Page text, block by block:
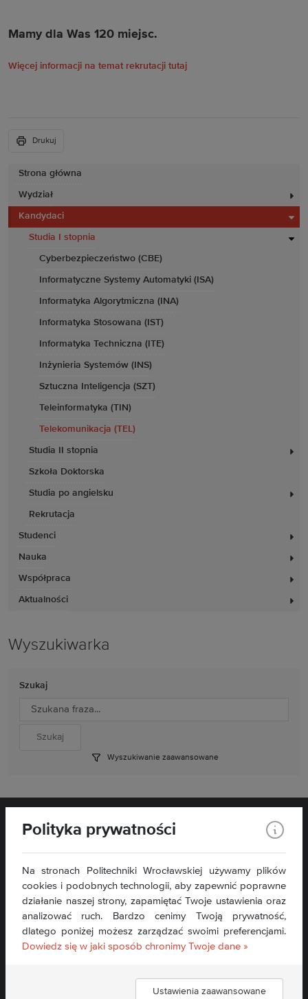
Strona główna
Wydział
Kandydaci
Studia I stopnia
Cyberbezpieczeństwo (CBE)
Informatyczne Systemy Automatyki (ISA)
Informatyka Algorytmiczna (INA)
Informatyka Stosowana (IST)
Informatyka Techniczna (ITE)
Inżynieria Systemów (INS)
Sztuczna Inteligencja (SZT)
Teleinformatyka (TIN)
Telekomunikacja (TEL)
Studia II stopnia
Szkoła Doktorska
Studia po angielsku
Rekrutacja
Studenci
Nauka
Współpraca
Aktualności
Wyszukiwarka
Szukaj
Wyszukiwanie zaawansowane
Mamy dla Was 120 miejsc.
Więcej informacji na temat rekrutacji tutaj
Drukuj
Kontakt:
sekretariat.wit@pwr.edu.pl
Tel: + 48 71 340 79 97
Polityka prywatności
Na stronach Politechniki Wrocławskiej używamy plików
cookies i podobnych technologii, aby zapewnić poprawne
działanie naszej strony, zapamiętać Twoje ustawienia oraz
analizować ruch. Bardzo cenimy Twoją prywatność,
dlatego poniżej możesz zarządzać swoimi preferencjami.
Dowiedz się w jaki sposób chronimy Twoje dane »
Ustawienia zaawansowane